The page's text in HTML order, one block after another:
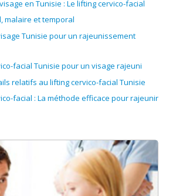
en Tunisie : Le lifting cervico-facial
malaire et temporal
Tunisie pour un rajeunissement
facial Tunisie pour un visage rajeuni
relatifs au lifting cervico-facial Tunisie
facial : La méthode efficace pour rajeunir